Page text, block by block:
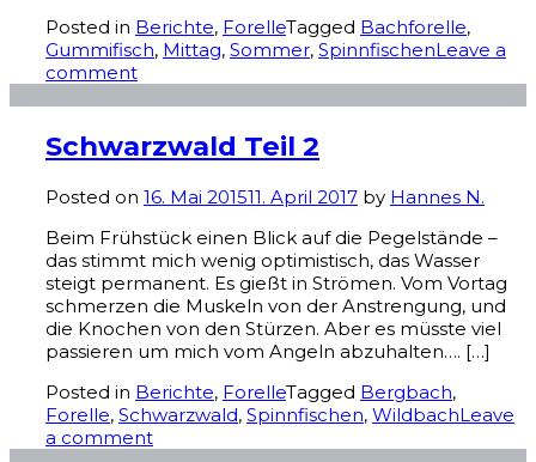
Posted in Berichte, ForelleTagged Bachforelle,
Gummifisch, Mittag, Sommer, SpinnfischenLeave a
comment
Schwarzwald Teil 2
Posted on 16. Mai 201511. April 2017 by Hannes N.
Beim Frühstück einen Blick auf die Pegelstände –
das stimmt mich wenig optimistisch, das Wasser
steigt permanent. Es gießt in Strömen. Vom Vortag
schmerzen die Muskeln von der Anstrengung, und
die Knochen von den Stürzen. Aber es müsste viel
passieren um mich vom Angeln abzuhalten…. […]
Posted in Berichte, ForelleTagged Bergbach,
Forelle, Schwarzwald, Spinnfischen, WildbachLeave
a comment